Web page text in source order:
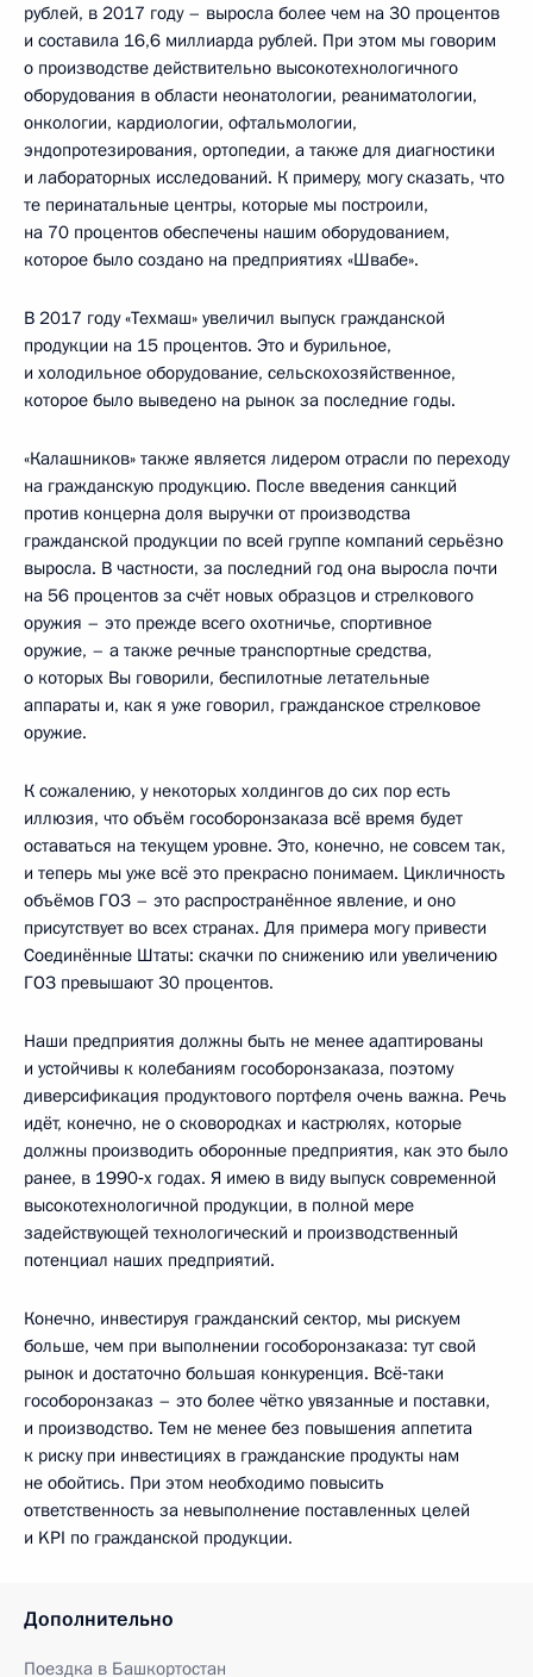
рублей, в 2017 году – выросла более чем на 30 процентов
и составила 16,6 миллиарда рублей. При этом мы говорим
о производстве действительно высокотехнологичного
оборудования в области неонатологии, реаниматологии,
онкологии, кардиологии, офтальмологии,
эндопротезирования, ортопедии, а также для диагностики
и лабораторных исследований. К примеру, могу сказать, что
те перинатальные центры, которые мы построили,
на 70 процентов обеспечены нашим оборудованием,
которое было создано на предприятиях «Швабе».
В 2017 году «Техмаш» увеличил выпуск гражданской
продукции на 15 процентов. Это и бурильное,
и холодильное оборудование, сельскохозяйственное,
которое было выведено на рынок за последние годы.
«Калашников» также является лидером отрасли по переходу
на гражданскую продукцию. После введения санкций
против концерна доля выручки от производства
гражданской продукции по всей группе компаний серьёзно
выросла. В частности, за последний год она выросла почти
на 56 процентов за счёт новых образцов и стрелкового
оружия – это прежде всего охотничье, спортивное
оружие, – а также речные транспортные средства,
о которых Вы говорили, беспилотные летательные
аппараты и, как я уже говорил, гражданское стрелковое
оружие.
К сожалению, у некоторых холдингов до сих пор есть
иллюзия, что объём гособоронзаказа всё время будет
оставаться на текущем уровне. Это, конечно, не совсем так,
и теперь мы уже всё это прекрасно понимаем. Цикличность
объёмов ГОЗ – это распространённое явление, и оно
присутствует во всех странах. Для примера могу привести
Соединённые Штаты: скачки по снижению или увеличению
ГОЗ превышают 30 процентов.
Наши предприятия должны быть не менее адаптированы
и устойчивы к колебаниям гособоронзаказа, поэтому
диверсификация продуктового портфеля очень важна. Речь
идёт, конечно, не о сковородках и кастрюлях, которые
должны производить оборонные предприятия, как это было
ранее, в 1990‑х годах. Я имею в виду выпуск современной
высокотехнологичной продукции, в полной мере
задействующей технологический и производственный
потенциал наших предприятий.
Конечно, инвестируя гражданский сектор, мы рискуем
больше, чем при выполнении гособоронзаказа: тут свой
рынок и достаточно большая конкуренция. Всё‑таки
гособоронзаказ – это более чётко увязанные и поставки,
и производство. Тем не менее без повышения аппетита
к риску при инвестициях в гражданские продукты нам
не обойтись. При этом необходимо повысить
ответственность за невыполнение поставленных целей
и KPI по гражданской продукции.
Дополнительно
Поездка в Башкортостан